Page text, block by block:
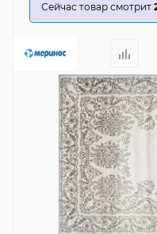
Сейчас товар смотрит